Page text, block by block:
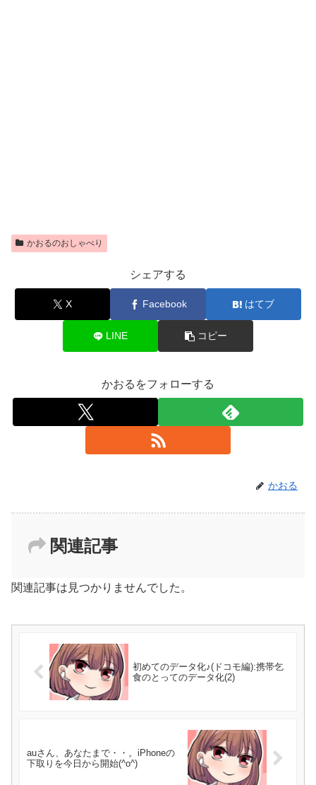
かおるのおしゃべり
シェアする
X Facebook はてブ
LINE コピー
かおるをフォローする
かおる
関連記事
関連記事は見つかりませんでした。
初めてのデータ化♪(ドコモ編):携帯乞
食のとってのデータ化(2)
auさん、あなたまで・・。iPhoneの
下取りを今日から開始(^o^)